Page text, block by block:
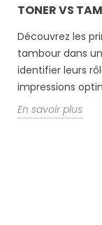
TONER VS
Découvrez les
tambour dans
identifier leurs
impressions
En savoir plus